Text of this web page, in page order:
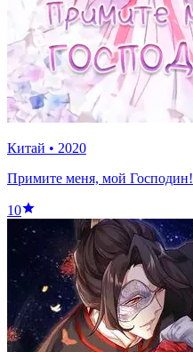
Китай • 2020
Примите меня, мой Господин!
10